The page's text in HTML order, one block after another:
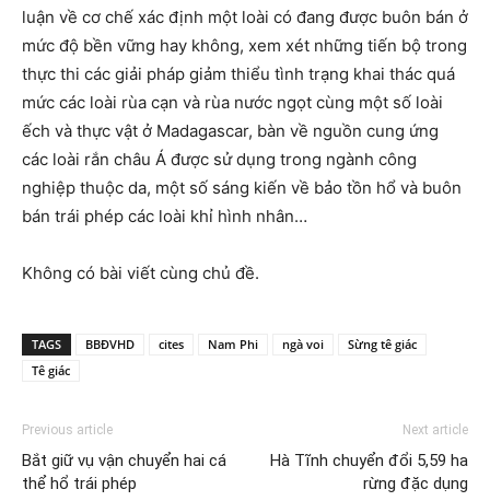
luận về cơ chế xác định một loài có đang được buôn bán ở
mức độ bền vững hay không, xem xét những tiến bộ trong
thực thi các giải pháp giảm thiểu tình trạng khai thác quá
mức các loài rùa cạn và rùa nước ngọt cùng một số loài
ếch và thực vật ở Madagascar, bàn về nguồn cung ứng
các loài rắn châu Á được sử dụng trong ngành công
nghiệp thuộc da, một số sáng kiến về bảo tồn hổ và buôn
bán trái phép các loài khỉ hình nhân…
Không có bài viết cùng chủ đề.
TAGS BBĐVHD cites Nam Phi ngà voi
Sừng tê giác
Tê giác
Previous article
Bắt giữ vụ vận chuyển hai cá
thể hổ trái phép
Next article
Hà Tĩnh chuyển đổi 5,59 ha
rừng đặc dụng